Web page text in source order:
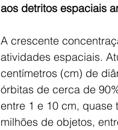
aos detritos espaciais
A crescente
atividades espaciais.
centímetros (cm) de
órbitas de cerca de
entre 1 e 10 cm, quase
milhões de objetos,